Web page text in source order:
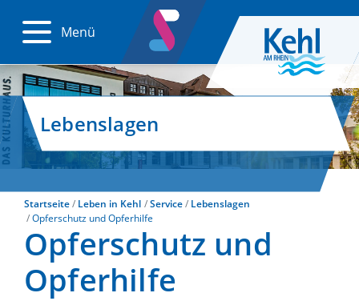
Menü
Lebenslagen
Startseite Leben in Kehl Service
Lebenslagen
Opferschutz und Opferhilfe
Opferschutz und
Opferhilfe